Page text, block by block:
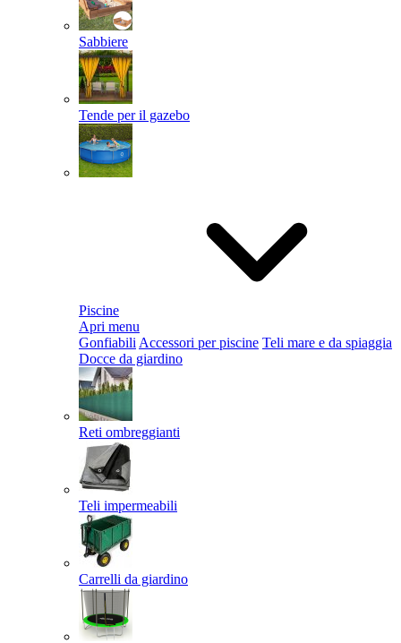
Sabbiere
Tende per il gazebo
Piscine
Apri menu
Gonfiabili Accessori per piscine Teli mare e da spiaggia
Docce da giardino
Reti ombreggianti
Teli impermeabili
Carrelli da giardino